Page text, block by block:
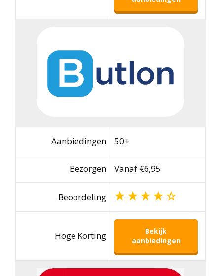
Aanbiedingen 50+
Bezorgen Vanaf €6,95
Beoordeling
Hoge Korting
Bekijk
aanbiedingen